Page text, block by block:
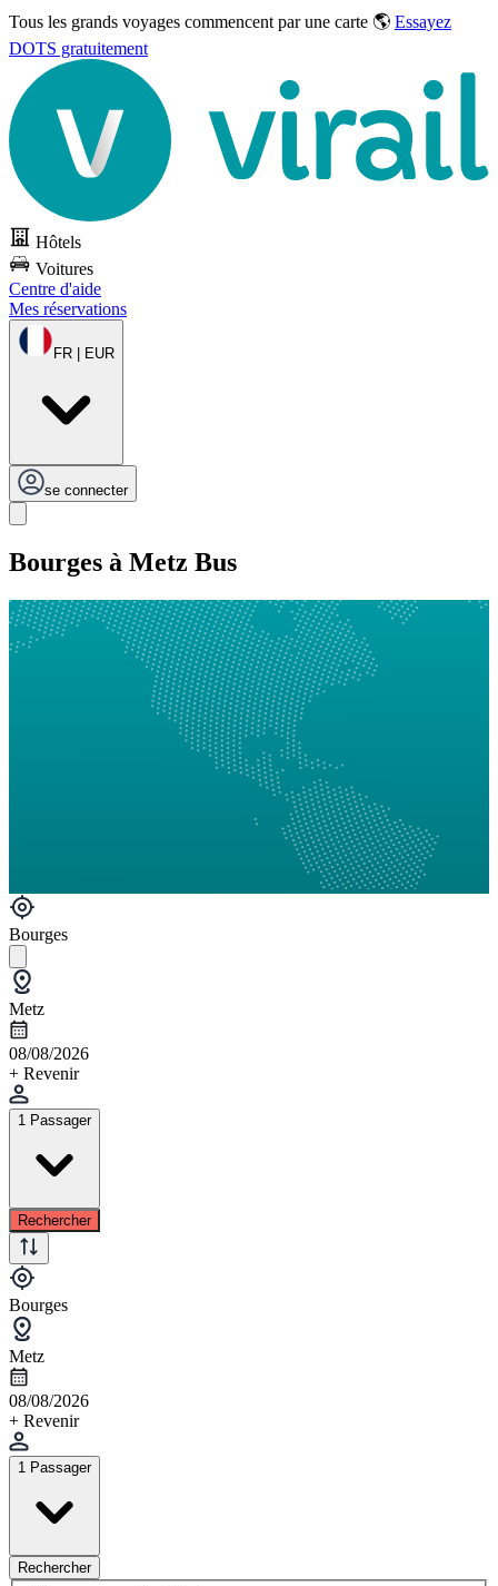
Tous les grands voyages commencent par une carte 🌎 Essayez
DOTS gratuitement
Hôtels
Voitures
Centre d'aide
Mes réservations
FR | EUR
se connecter
Bourges à Metz Bus
Bourges
Metz
08/08/2026
+ Revenir
1 Passager
Rechercher
Bourges
Metz
08/08/2026
+ Revenir
1 Passager
Rechercher